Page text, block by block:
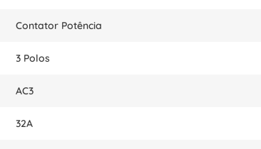
Contator Potência
3 Polos
AC3
32A